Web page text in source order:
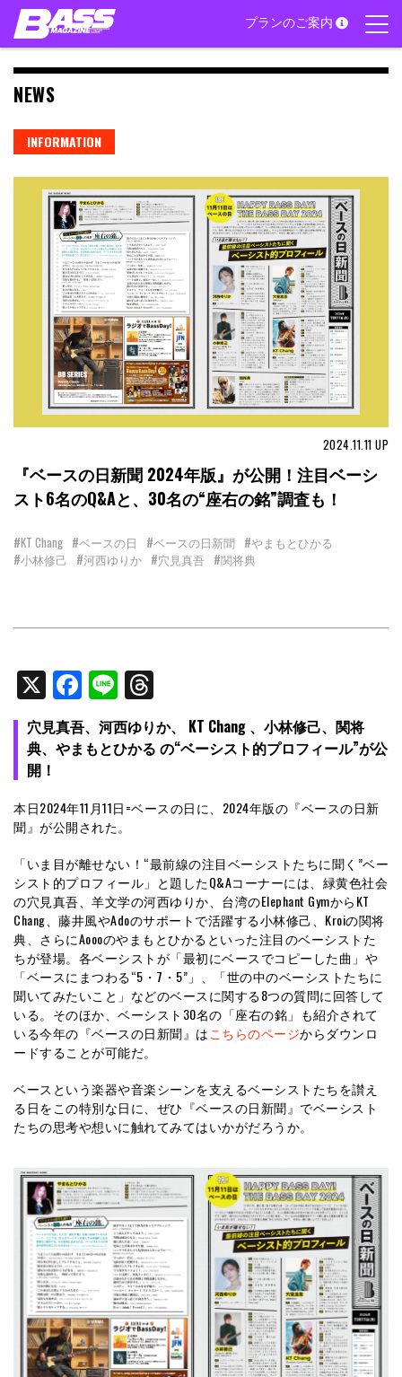
Skip
content
プランのご案内
NEWS
INFORMATION
2024.11.11 UP
『ベースの日新聞 2024年版』が公開！注目ベーシ
スト6名のQ&Aと、30名の“座右の銘”調査も！
#KT Chang #ベースの日 #ベースの日新聞 #やまもとひかる
#小林修己 #河西ゆりか #穴見真吾 #関将典
X Facebook
Line
穴見真吾、河西ゆりか、 KT Chang 、小林修己、関将
典、やまもとひかる の“ベーシスト的プロフィール”が公
開！
本日2024年11月11日=ベースの日に、2024年版の『ベースの日新
聞』が公開された。
「いま目が離せない！“最前線の注目ベーシストたちに聞く”ベー
シスト的プロフィール」と題したQ&Aコーナーには、緑黄色社会
の穴見真吾、羊文学の河西ゆりか、台湾のElephant GymからKT
Chang、藤井風やAdoのサポートで活躍する小林修己、Kroiの関将
典、さらにAoooのやまもとひかるといった注目のベーシストた
ちが登場。各ベーシストが「最初にベースでコピーした曲」や
「ベースにまつわる“5・7・5”」、「世の中のベーシストたちに
聞いてみたいこと」などのベースに関する8つの質問に回答して
いる。そのほか、ベーシスト30名の「座右の銘」も紹介されて
いる今年の『ベースの日新聞』はこちらのページからダウンロ
ードすることが可能だ。
ベースという楽器や音楽シーンを支えるベーシストたちを讃え
る日をこの特別な日に、ぜひ『ベースの日新聞』でベーシスト
たちの思考や想いに触れてみてはいかがだろうか。